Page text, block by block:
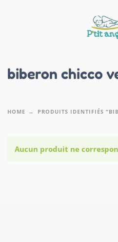
biberon chicco
HOME PRODUITS IDENTIFIÉS
Aucun produit ne